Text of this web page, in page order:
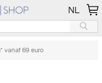
NL
vanaf 69 euro